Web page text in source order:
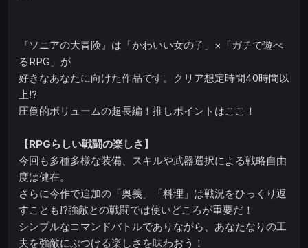
『ソニアの大冒険』は「かわいい女の子」×「ガチで遊べ
るRPG」が
好きなあなたに向けた作品です。クリア想定時間40時間以
上!?
圧倒的ボリュームの超長編！推しポイントはここ！
【RPGらしい戦闘の楽しさ】
今回も多種多様な装備、スキルや武器選択による戦略自由
度は健在。
さらに今作で追加の「奥義」「料理」は戦況をひっくり返
すことも!?強敵との戦闘では使いどころが重要だ！
シンプルなコマンドバトルでありながら、あなたなりの工
夫を強敵にぶつける楽しさを味わおう！